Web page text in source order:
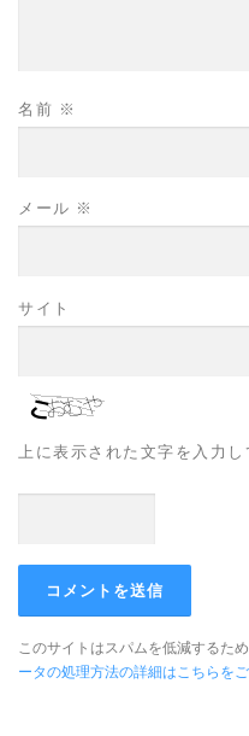
名前 ※
メール ※
サイト
上に表示された文字を入力し
このサイトはスパムを低減するた
ータの処理方法の詳細はこちらを